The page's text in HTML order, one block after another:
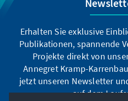
Erhalten Sie exklusive
Publikationen, spannende
Projekte direkt von
Annegret Kramp-
jetzt unseren Newsletter
auf dem